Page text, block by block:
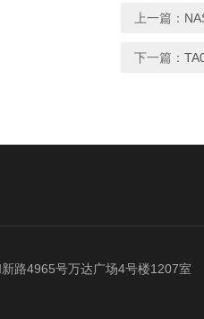
上一篇：
下一篇：
新路4965号万达广场4号楼1207室